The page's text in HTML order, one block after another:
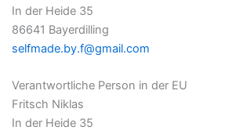
In der Heide 35
86641 Bayerdilling
selfmade.by.f@gmail.com
Verantwortliche Person in der EU
Fritsch Niklas
In der Heide 35